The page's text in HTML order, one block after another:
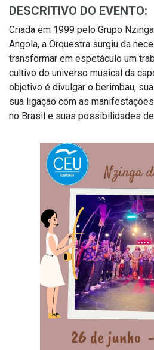
DESCRITIVO DO EVENTO:
Criada em 1999 pelo Grupo
Angola, a Orquestra surgiu da
transformar em espetáculo um
cultivo do universo musical da
objetivo é divulgar o berimbau,
sua ligação com as
no Brasil e suas possibilidades